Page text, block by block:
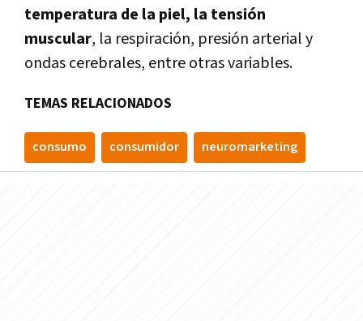
temperatura de la piel, la tensión
muscular, la respiración, presión arterial y
ondas cerebrales, entre otras variables.
TEMAS RELACIONADOS
consumo consumidor neuromarketing